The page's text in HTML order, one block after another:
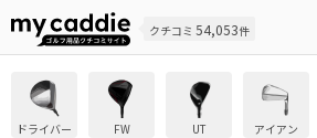
クチコミ 54,053件
ドライバー FW UT アイアン